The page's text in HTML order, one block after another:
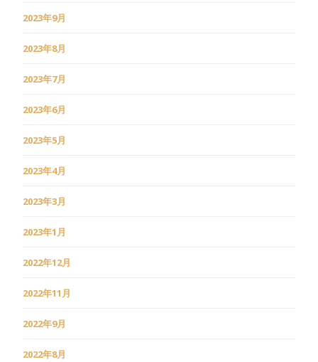
2023年9月
2023年8月
2023年7月
2023年6月
2023年5月
2023年4月
2023年3月
2023年1月
2022年12月
2022年11月
2022年9月
2022年8月